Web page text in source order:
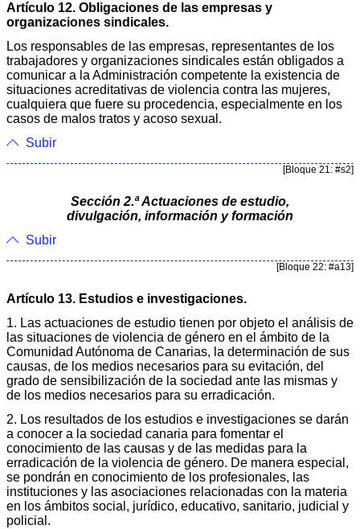
Artículo 12. Obligaciones de las empresas y
organizaciones sindicales.
Los responsables de las empresas, representantes de los
trabajadores y organizaciones sindicales están obligados a
comunicar a la Administración competente la existencia de
situaciones acreditativas de violencia contra las mujeres,
cualquiera que fuere su procedencia, especialmente en los
casos de malos tratos y acoso sexual.
Subir
[Bloque 21: #s2]
Sección 2.ª Actuaciones de estudio,
divulgación, información y formación
Subir
[Bloque 22: #a13]
Artículo 13. Estudios e investigaciones.
1. Las actuaciones de estudio tienen por objeto el análisis de
las situaciones de violencia de género en el ámbito de la
Comunidad Autónoma de Canarias, la determinación de sus
causas, de los medios necesarios para su evitación, del
grado de sensibilización de la sociedad ante las mismas y
de los medios necesarios para su erradicación.
2. Los resultados de los estudios e investigaciones se darán
a conocer a la sociedad canaria para fomentar el
conocimiento de las causas y de las medidas para la
erradicación de la violencia de género. De manera especial,
se pondrán en conocimiento de los profesionales, las
instituciones y las asociaciones relacionadas con la materia
en los ámbitos social, jurídico, educativo, sanitario, judicial y
policial.